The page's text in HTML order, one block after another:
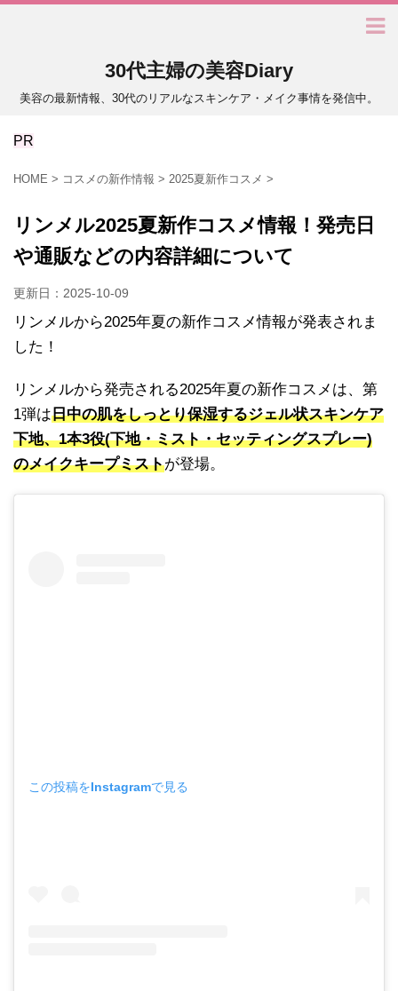
30代主婦の美容Diary
美容の最新情報、30代のリアルなスキンケア・メイク事情を発信中。
PR
HOME > コスメの新作情報 > 2025夏新作コスメ >
リンメル2025夏新作コスメ情報！発売日
や通販などの内容詳細について
更新日： 2025-10-09
リンメルから2025年夏の新作コスメ情報が発表されま
した！
リンメルから発売される2025年夏の新作コスメは、第
1弾は日中の肌をしっとり保湿するジェル状スキンケア
下地、1本3役(下地・ミスト・セッティングスプレー)
のメイクキープミストが登場。
この投稿をInstagramで見る